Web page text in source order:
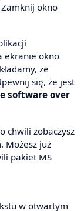
okno
ekranie okno
że
się, że jest
software over
chwili zobaczysz
Możesz już
pakiet MS
w otwartym